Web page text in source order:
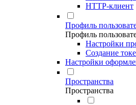
HTTP-клиент
Профиль
Профиль
Настройки
Создание
Настройки
Пространства
Пространства